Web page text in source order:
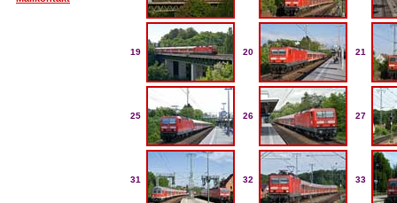
19 20 21
25 26 27
31 32 33